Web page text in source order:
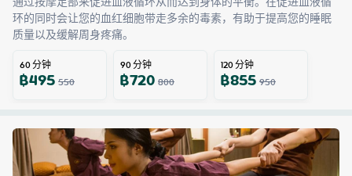
环的同时会让您的血红细胞带走多余的毒素，有助于提高您的睡眠
质量以及缓解周身疼痛。
60分钟
฿495550
90分钟
฿720800
120分钟
฿855950